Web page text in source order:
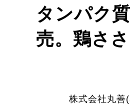
タンパク
売。鶏さ
株式会社丸善